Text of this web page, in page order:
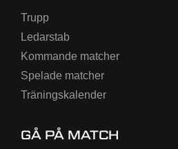
Trupp
Ledarstab
Kommande matcher
Spelade matcher
Träningskalender
GÅ PÅ MATCH